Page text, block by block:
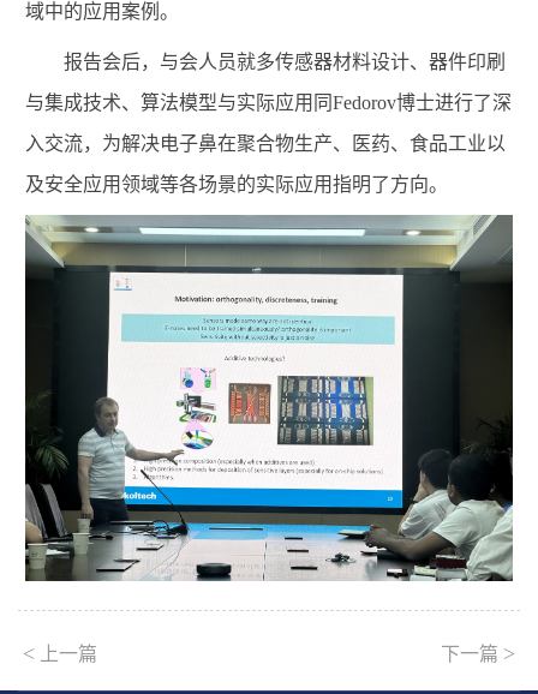
域中的应用案例。
报告会后，与会人员就多传感器材料设计、器件印刷
与集成技术、算法模型与实际应用同Fedorov博士进行了深
入交流，为解决电子鼻在聚合物生产、医药、食品工业以
及安全应用领域等各场景的实际应用指明了方向。
< 上一篇 下一篇 >